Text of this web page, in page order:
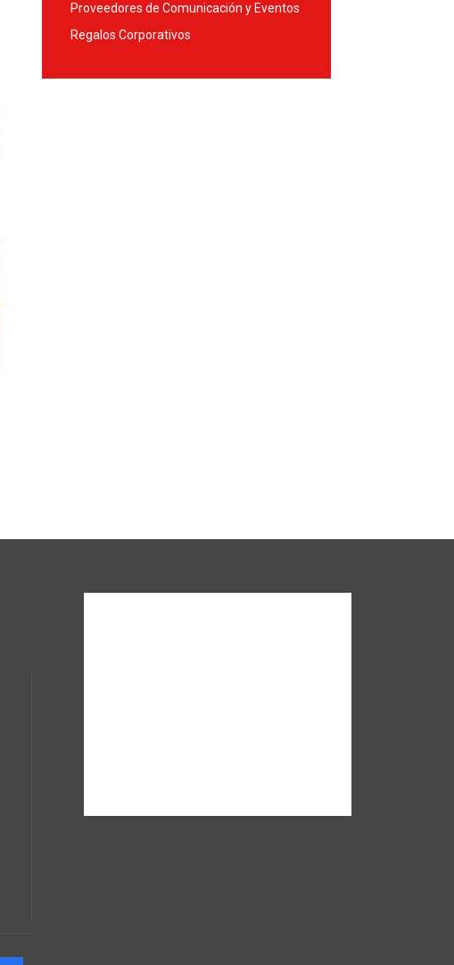
Proveedores de Comunicación y Eventos
Regalos Corporativos